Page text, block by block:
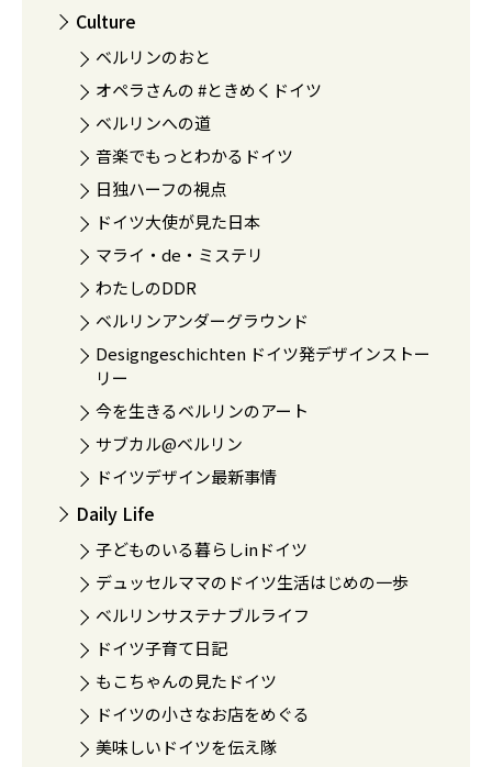
Culture
ベルリンのおと
オペラさんの #ときめくドイツ
ベルリンへの道
音楽でもっとわかるドイツ
日独ハーフの視点
ドイツ大使が見た日本
マライ・de・ミステリ
わたしのDDR
ベルリンアンダーグラウンド
Designgeschichten ドイツ発デザインストー
リー
今を生きるベルリンのアート
サブカル@ベルリン
ドイツデザイン最新事情
Daily Life
子どものいる暮らしinドイツ
デュッセルママのドイツ生活はじめの一歩
ベルリンサステナブルライフ
ドイツ子育て日記
もこちゃんの見たドイツ
ドイツの小さなお店をめぐる
美味しいドイツを伝え隊